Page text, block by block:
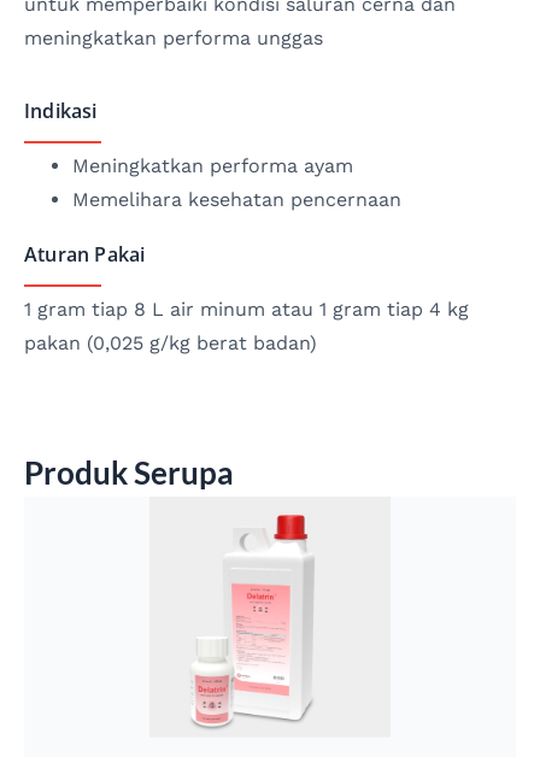
meningkatkan performa unggas
Indikasi
Meningkatkan performa ayam
Memelihara kesehatan pencernaan
Aturan Pakai
1 gram tiap 8 L air minum atau 1 gram tiap 4 kg
pakan (0,025 g/kg berat badan)
Produk Serupa